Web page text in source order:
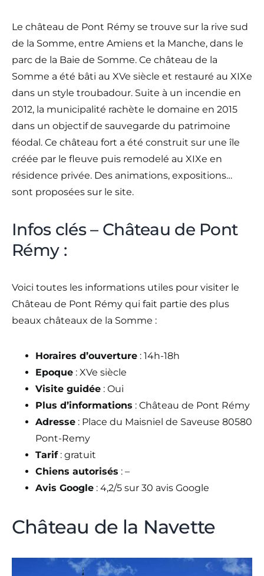
Le château de Pont Rémy se trouve sur la rive sud
de la Somme, entre Amiens et la Manche, dans le
parc de la Baie de Somme. Ce château de la
Somme a été bâti au XVe siècle et restauré au XIXe
dans un style troubadour. Suite à un incendie en
2012, la municipalité rachète le domaine en 2015
dans un objectif de sauvegarde du patrimoine
féodal. Ce château fort a été construit sur une île
créée par le fleuve puis remodelé au XIXe en
résidence privée. Des animations, expositions…
sont proposées sur le site.
Infos clés – Château de Pont
Rémy :
Voici toutes les informations utiles pour visiter le
Château de Pont Rémy qui fait partie des plus
beaux châteaux de la Somme :
Horaires d’ouverture : 14h-18h
Epoque : XVe siècle
Visite guidée : Oui
Plus d’informations : Château de Pont Rémy
Adresse : Place du Maisniel de Saveuse 80580
Pont-Remy
Tarif: gratuit
Chiens autorisés : –
Avis Google : 4,2/5 sur 30 avis Google
Château de la Navette